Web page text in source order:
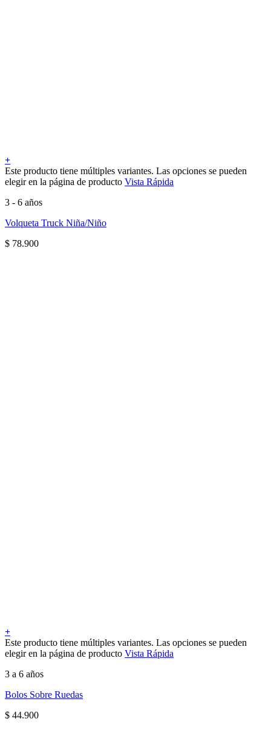
+
Este producto tiene múltiples variantes. Las opciones se pueden
elegir en la página de producto Vista Rápida
3 - 6 años
Volqueta Truck Niña/Niño
$ 78.900
+
Este producto tiene múltiples variantes. Las opciones se pueden
elegir en la página de producto Vista Rápida
3 a 6 años
Bolos Sobre Ruedas
$ 44.900